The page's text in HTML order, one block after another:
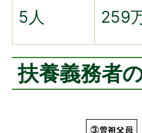
5人 259
扶養義務者